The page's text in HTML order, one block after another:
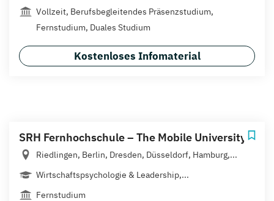
Vollzeit, Berufsbegleitendes Präsenzstudium,
Fernstudium, Duales Studium
Kostenloses Infomaterial
SRH Fernhochschule – The Mobile University
Riedlingen, Berlin, Dresden, Düsseldorf, Hamburg,...
Wirtschaftspsychologie & Leadership,...
Fernstudium